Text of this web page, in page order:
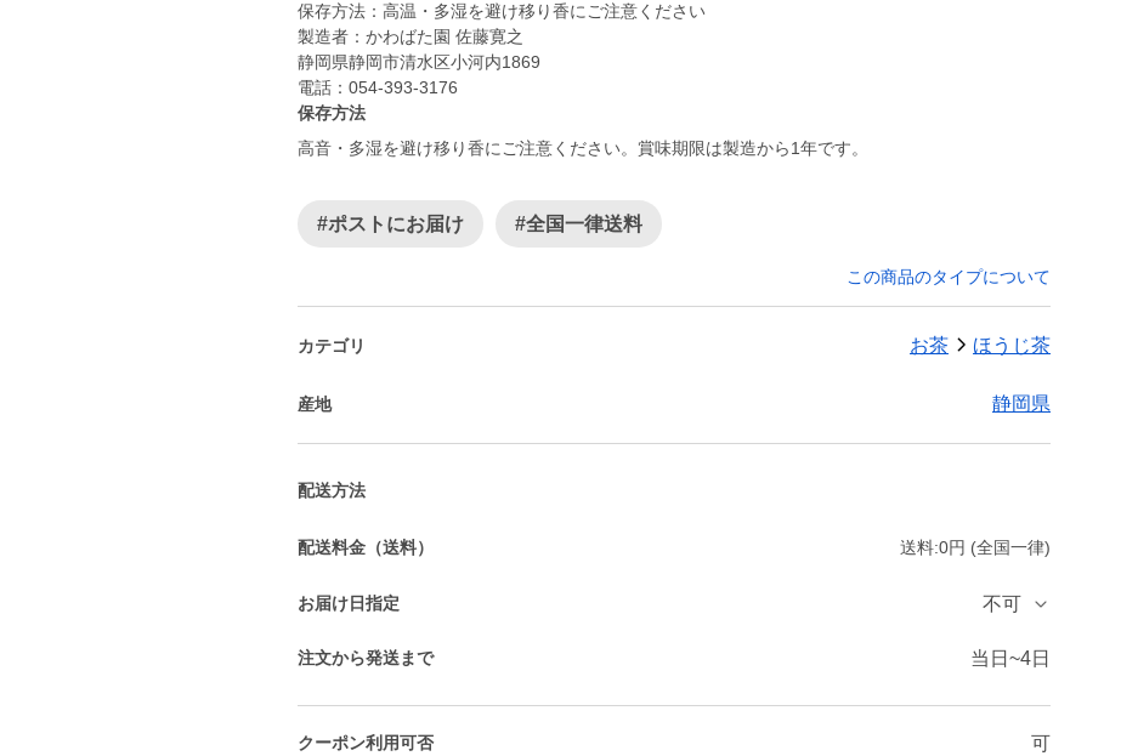
保存方法：高温・多湿を避け移り香にご注意ください
製造者：かわばた園 佐藤寛之
静岡県静岡市清水区小河内1869
電話：054-393-3176
保存方法
高音・多湿を避け移り香にご注意ください。賞味期限は製造から1年です。
#ポストにお届け #全国一律送料
この商品のタイプについて
カテゴリ お茶 ほうじ茶
産地 静岡県
配送方法
配送料金（送料） 送料:0円 (全国一律)
お届け日指定 不可
注文から発送まで 当日~4日
クーポン利用可否 可